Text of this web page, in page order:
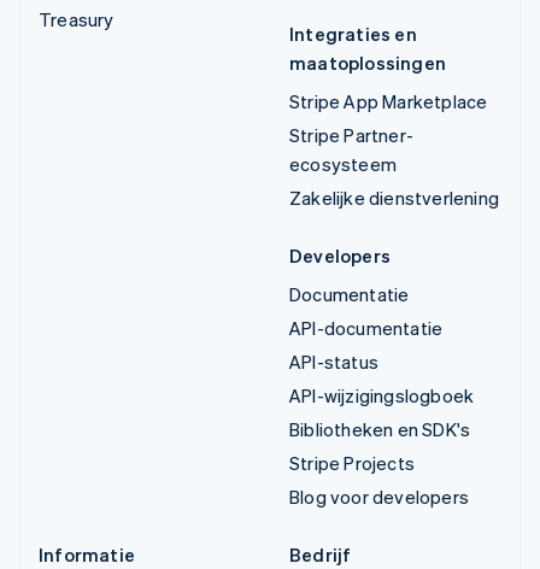
Treasury
Integraties en
maatoplossingen
Stripe App Marketplace
Stripe Partner-
ecosysteem
Zakelijke dienstverlening
Developers
Documentatie
API-documentatie
API-status
API-wijzigingslogboek
Bibliotheken en SDK's
Stripe Projects
Blog voor developers
Informatie
Bedrijf